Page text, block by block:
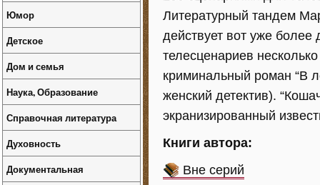
Литературный тандем
действует вот уже более
телесценариев
криминальный роман “В
женский детектив).
экранизированный
Книги автора:
Вне серий
Юмор
Детское
Дом и семья
Наука, Образование
Справочная литература
Духовность
Документальная